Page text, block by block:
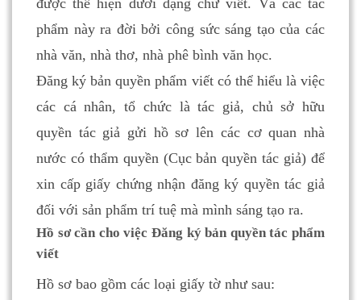
phẩm này ra đời bởi công sức sáng tạo của các
nhà văn, nhà thơ, nhà phê bình văn học.
Đăng ký bản quyền phẩm viết có thể hiểu là việc
các cá nhân, tổ chức là tác giả, chủ sở hữu
quyền tác giả gửi hồ sơ lên các cơ quan nhà
nước có thẩm quyền (Cục bản quyền tác giả) để
xin cấp giấy chứng nhận đăng ký quyền tác giả
đối với sản phẩm trí tuệ mà mình sáng tạo ra.
Hồ sơ cần cho việc Đăng ký bản quyền tác phẩm
viết
Hồ sơ bao gồm các loại giấy tờ như sau: